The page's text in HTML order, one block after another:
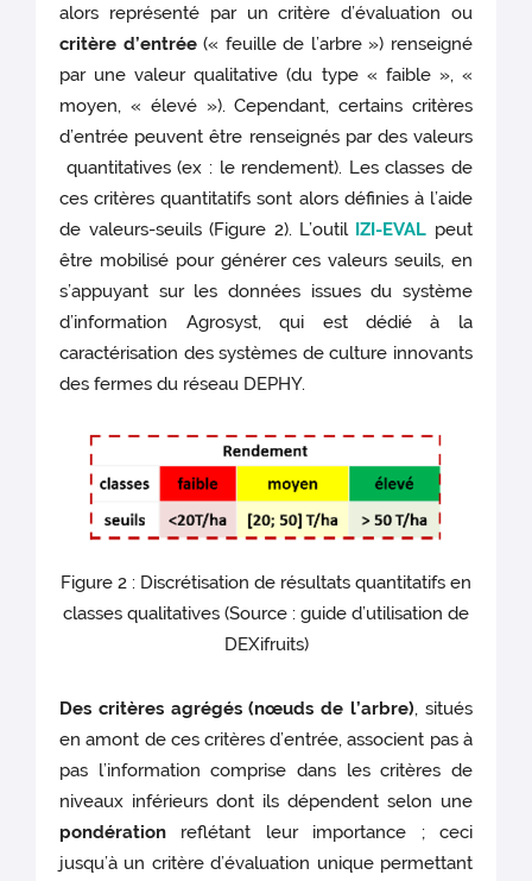
alors représenté par un critère d’évaluation ou
critère d’entrée(« feuille de l’arbre ») renseigné
par une valeur qualitative (du type « faible », «
moyen, « élevé »). Cependant, certains critères
d’entrée peuvent être renseignés par des valeurs
quantitatives (ex : le rendement). Les classes de
ces critères quantitatifs sont alors définies à l’aide
de valeurs-seuils (Figure 2). L’outil IZI-EVAL peut
être mobilisé pour générer ces valeurs seuils, en
s’appuyant sur les données issues du système
d’information Agrosyst, qui est dédié à la
caractérisation des systèmes de culture innovants
des fermes du réseau DEPHY.
Figure 2 : Discrétisation de résultats quantitatifs en
classes qualitatives (Source : guide d’utilisation de
DEXifruits)
Des critères agrégés (nœuds de l’arbre), situés
en amont de ces critères d’entrée, associent pas à
pas l’information comprise dans les critères de
niveaux inférieurs dont ils dépendent selon une
pondération reflétant leur importance ; ceci
jusqu’à un critère d’évaluation unique permettant